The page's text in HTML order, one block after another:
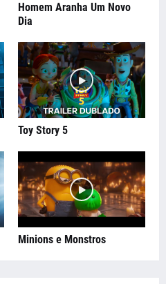
Homem Aranha Um Novo
Dia
Toy Story 5
Minions e Monstros